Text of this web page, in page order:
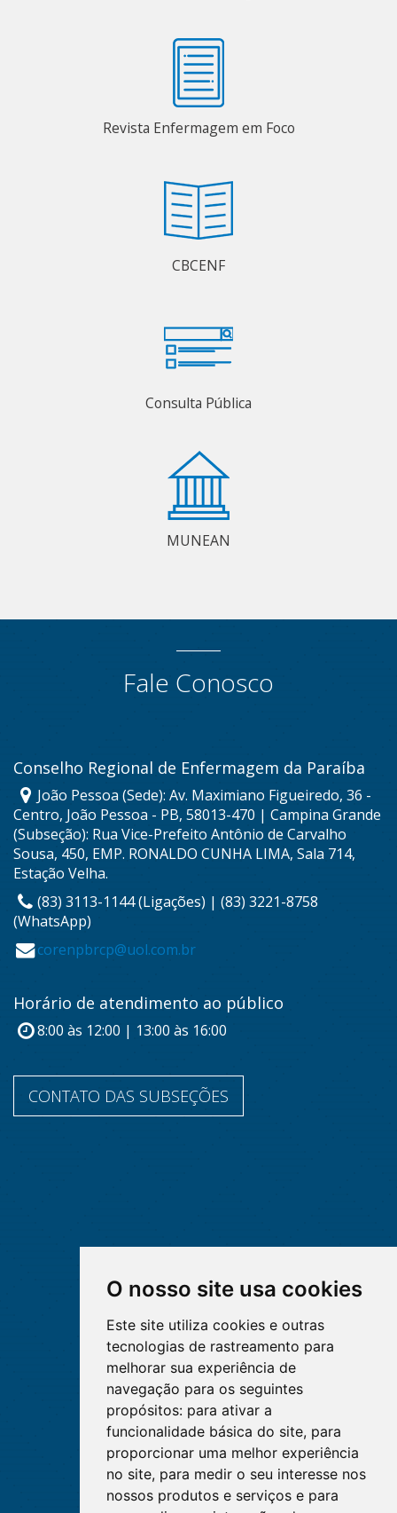
O nosso site usa cookies
Este site utiliza cookies e outras
tecnologias de rastreamento para
melhorar sua experiência de
navegação para os seguintes
propósitos: para ativar a
funcionalidade básica do site, para
proporcionar uma melhor experiência
no site, para medir o seu interesse nos
nossos produtos e serviços e para
Revista Enfermagem em Foco
CBCENF
Consulta Pública
MUNEAN
Fale Conosco
Conselho Regional de Enfermagem da Paraíba
João Pessoa (Sede): Av. Maximiano Figueiredo, 36 -
Centro, João Pessoa - PB, 58013-470 | Campina Grande
(Subseção): Rua Vice-Prefeito Antônio de Carvalho
Sousa, 450, EMP. RONALDO CUNHA LIMA, Sala 714,
Estação Velha.
(83) 3113-1144 (Ligações) | (83) 3221-8758
(WhatsApp)
corenpbrcp@uol.com.br
Horário de atendimento ao público
8:00 às 12:00 | 13:00 às 16:00
CONTATO DAS SUBSEÇÕES